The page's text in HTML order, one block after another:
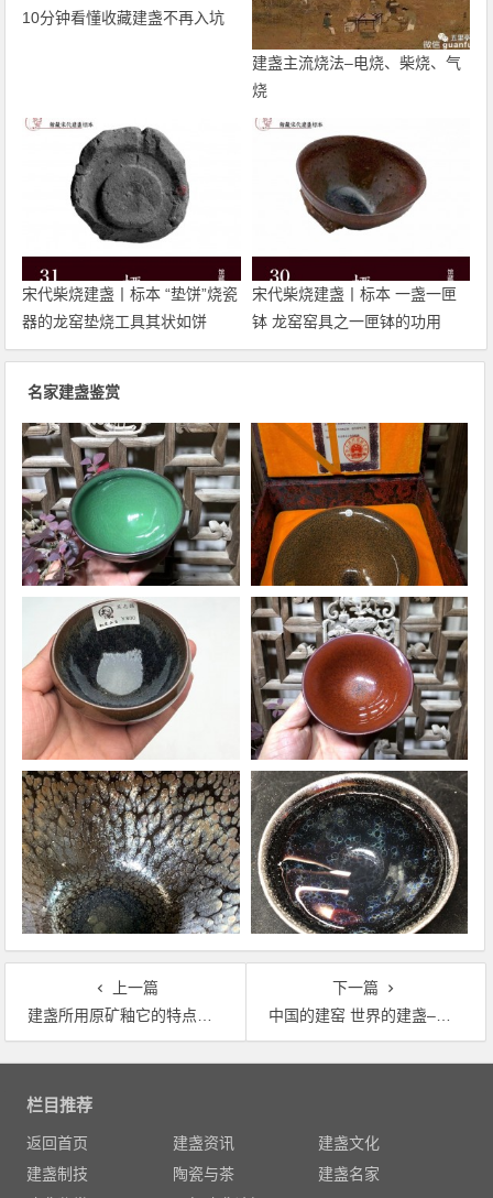
10分钟看懂收藏建盏不再入坑
建盏主流烧法–电烧、柴烧、气
烧
宋代柴烧建盏丨标本 “垫饼”烧瓷
器的龙窑垫烧工具其状如饼
宋代柴烧建盏丨标本 一盏一匣
钵 龙窑窑具之一匣钵的功用
名家建盏鉴赏
上一篇
建盏所用原矿釉它的特点，都包含哪些东西
下一篇
中国的建窑 世界的建盏–尚吉雷和长江惣吉建盏彩光曜变工艺原理分析
文
栏目推荐
返回首页 建盏资讯
建盏文化
建盏制技
陶瓷与茶
建盏名家